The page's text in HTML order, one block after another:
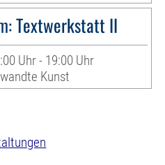
Textwerkstatt II
Uhr - 19:00 Uhr
Kunst